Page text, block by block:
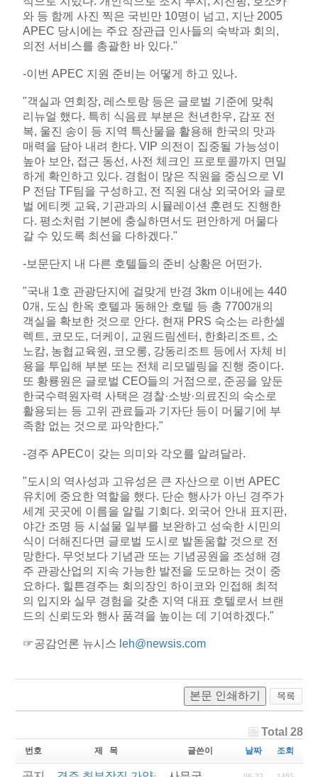
와 등 함께 사진 찍은 국빈만 10명이 넘고, 지난 2005
APEC 당시에는 주요 장관급 인사들의 숙박과 회의,
의전 서비스를 총괄한 바 있다."
-이번 APEC 지원 준비는 어떻게 하고 있나.
"객실과 연회장, 레스토랑 등은 글로벌 기준에 맞춰
리뉴얼 했다. 특히 식음료 부분은 천년한우, 감포 전
복, 울진 송이 등 지역 특산물을 활용해 한국의 맛과
매력을 담아 내려 한다. VIP 의전이 집중될 가능성이
높아 보안, 접근 동선, 사전 체크인 프로토콜까지 면밀
하게 확인하고 있다. 경험이 많은 직원을 중심으로 VI
P 전담 TF팀을 구성하고, 전 직원 대상 외국어와 글로
벌 에티켓 교육, 기관과의 시뮬레이션 훈련도 진행한
다. 평소처럼 기본에 충실하면서도 편안하게 머물다
갈 수 있도록 최선을 다하겠다."
-보문단지 내 다른 호텔들의 준비 상황은 어떤가.
"국내 1호 관광단지에 걸맞게 반경 3km 이내에는 440
0개, 도심 한옥 호텔과 동해안 호텔 등 총 7700개의
객실을 확보한 것으로 안다. 현재 PRS 숙소는 라한셀
렉트, 코모도, 더케이, 교원드림센터, 한화리조트, 소
노캄, 농협교육원, 코오롱, 강동리조트 등에서 자체 비
용을 투입해 부분 또는 전체 리모델링을 진행 중이다.
또 황룡원은 글로벌 CEO들의 거점으로, 준공을 앞둔
한국수력원자력 사택은 경찰·소방·의료진의 숙소로
활용되는 등 고위 관료들과 기자단 등이 머물기에 부
족함 없는 것으로 파악한다."
-경주 APEC이 갖는 의미와 각오를 알려달라.
"도시의 역사성과 고유성은 큰 자산으로 이번 APEC
유치에 중요한 역할을 했다. 단순 행사가 아닌 경주가
세계 곳곳에 이름을 알릴 기회다. 외국어 안내 표지판,
야간 조명 등 시설물 일부를 보완하고 성숙한 시민의
식이 더해진다면 글로벌 도시로 발돋움할 것으로 전
망한다. 무엇보다 기념관 또는 기념공원을 조성해 경
주 관광산업의 지속 가능한 발전을 도모하는 것이 중
요하다. 힐튼경주는 회의장인 하이코와 인접해 최적
의 입지와 실무 경험을 갖춘 지역 대표 호텔로서 브랜
드의 신뢰도와 행사 품격을 높이는 데 기여하겠다."
☞공감언론 뉴시스 leh@newsis.com
본문 인쇄하기
Total 28
번호 제 목 글쓴이 날짜 조회